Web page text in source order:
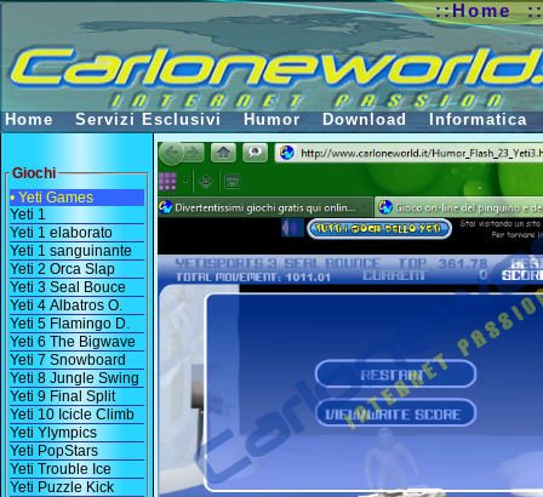
Giochi
• Yeti Games
Yeti 1
Yeti 1 elaborato
Yeti 1 sanguinante
Yeti 2 Orca Slap
Yeti 3 Seal Bouce
Yeti 4 Albatros O.
Yeti 5 Flamingo D.
Yeti 6 The Bigwave
Yeti 7 Snowboard
Yeti 8 Jungle Swing
Yeti 9 Final Split
Yeti 10 Icicle Climb
Yeti Ylympics
Yeti PopStars
Yeti Trouble Ice
Yeti Puzzle Kick
::Home
Home Servizi Esclusivi Humor Download Informatica